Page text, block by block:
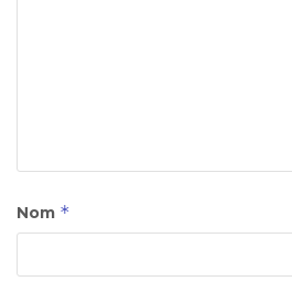
Nom *